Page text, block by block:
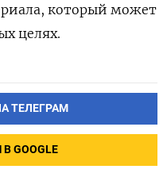
который может
целях.
ТЕЛЕГРАМ
GOOGLE